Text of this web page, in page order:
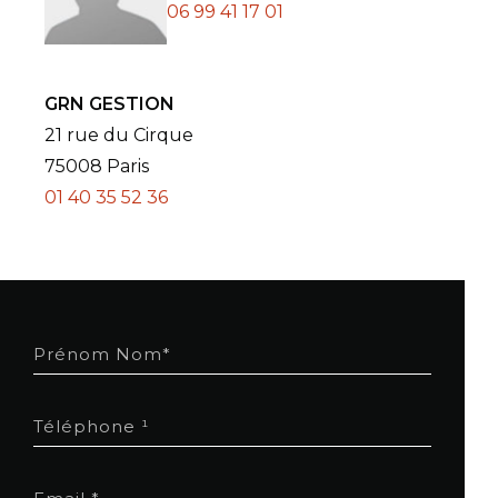
06 99 41 17 01
GRN GESTION
21 rue du Cirque
75008 Paris
01 40 35 52 36
Prénom Nom*
Téléphone ¹